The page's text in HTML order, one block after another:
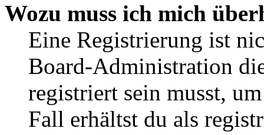
Wozu muss ich mich
Eine Registrierung ist
Board-Administration
registriert sein musst,
Fall erhältst du als